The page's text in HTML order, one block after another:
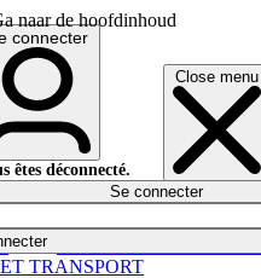
naar de hoofdinhoud
Close menu
connecter
êtes déconnecté.
Se connecter
TRANSPORT